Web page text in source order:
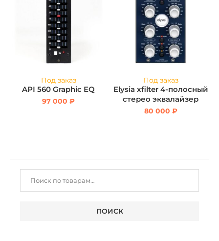
Под заказ
API 560 Graphic EQ
97 000 ₽
Под заказ
Elysia xfilter 4-полосный
cтерео эквалайзер
80 000 ₽
ПОИСК